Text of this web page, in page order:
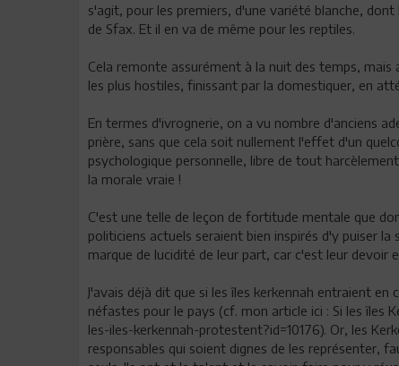
s'agit, pour les premiers, d'une variété blanche,
de Sfax. Et il en va de même pour les reptiles.
Cela remonte assurément à la nuit des temps,
les plus hostiles, finissant par la domestiquer, en
En termes d'ivrognerie, on a vu nombre d'anciens
prière, sans que cela soit nullement l'effet d'un
psychologique personnelle, libre de tout
la morale vraie !
C'est une telle de leçon de fortitude mentale que
politiciens actuels seraient bien inspirés d'y puiser
marque de lucidité de leur part, car c'est leur
J'avais déjà dit que si les îles kerkennah entraient
néfastes pour le pays (cf. mon article ici : Si les
les-iles-kerkennah-protestent?id=10176). Or, les
responsables qui soient dignes de les représenter,